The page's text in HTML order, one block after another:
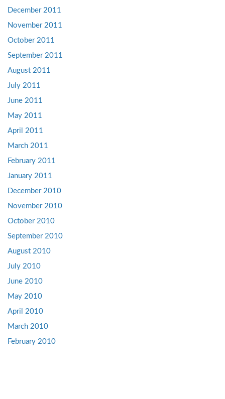
December 2011
November 2011
October 2011
September 2011
August 2011
July 2011
June 2011
May 2011
April 2011
March 2011
February 2011
January 2011
December 2010
November 2010
October 2010
September 2010
August 2010
July 2010
June 2010
May 2010
April 2010
March 2010
February 2010